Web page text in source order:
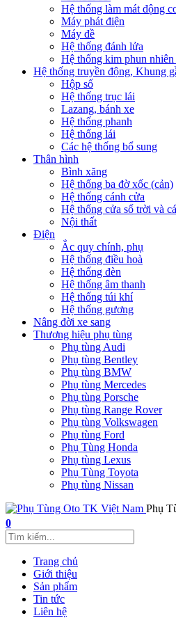
Hệ thống làm mát động
Máy phát điện
Máy đề
Hệ thống đánh lửa
Hệ thống kim phun nhiên
Hệ thống truyền động, Khung
Hộp số
Hệ thống trục lái
Lazang, bánh xe
Hệ thống phanh
Hệ thống lái
Các hệ thống bổ sung
Thân hình
Bình xăng
Hệ thống ba đờ xốc (cản)
Hệ thống cánh cửa
Hệ thống cửa sổ trời và
Nội thất
Điện
Ắc quy chính, phụ
Hệ thống điều hoà
Hệ thống đèn
Hệ thống âm thanh
Hệ thống túi khí
Hệ thống gương
Nâng đời xe sang
Thương hiệu phụ tùng
Phụ tùng Audi
Phụ tùng Bentley
Phụ tùng BMW
Phụ tùng Mercedes
Phụ tùng Porsche
Phụ tùng Range Rover
Phụ tùng Volkswagen
Phụ tùng Ford
Phụ Tùng Honda
Phụ tùng Lexus
Phụ Tùng Toyota
Phụ tùng Nissan
Phụ
0
Trang chủ
Giới thiệu
Sản phẩm
Tin tức
Liên hệ